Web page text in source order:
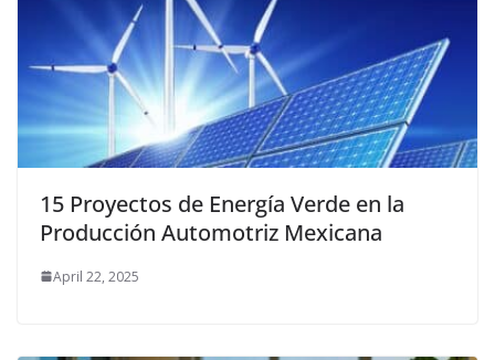
15 Proyectos de Energía Verde en la
Producción Automotriz Mexicana
April 22, 2025